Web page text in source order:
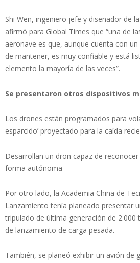
Shi Wen, ingeniero jefe y diseñador de
afirmó para Global Times que “una de
aeronave es que, aunque cuenta con
de mantener, es muy confiable y está
elemento la mayoría de las veces”.
Se presentaron otros dispositivos
Los drones están programados para
esparcido’ proyectado para la caída
Desarrollan un dron capaz de
forma autónoma
Por otro lado, la Academia China de
Lanzamiento tenía planeado presentar
tripulado de última generación de 2.000
de lanzamiento de carga pesada.
También, se planeó exhibir un avión de